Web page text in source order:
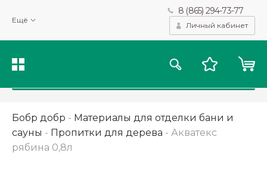
Ещё
8 (865) 294-73-77
Личный кабинет
Бобр добр - Материалы для отделки бани и
сауны - Пропитки для дерева - Акватекс
рябина 0,8л
Мы используем файлы cookie и другие подобные технологии
для получения данных с целью сбора статистики, повышения
качества рекомендаций и предоставления вам возможности
персонализированного просмотра.Подробнее